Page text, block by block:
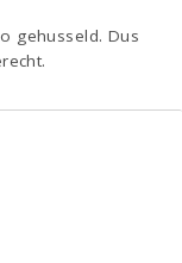
gehusseld. Dus